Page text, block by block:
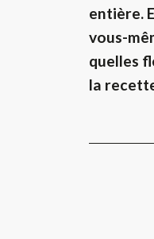
entière.
vous-
quelles
la